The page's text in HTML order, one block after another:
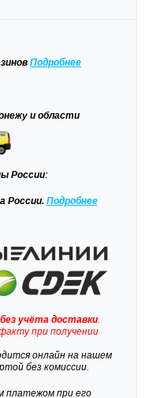
Подробнее
и области
России:
России. Подробнее
без учёта доставки.
при получении
онлайн на нашем
без комиссии.
платежом при его